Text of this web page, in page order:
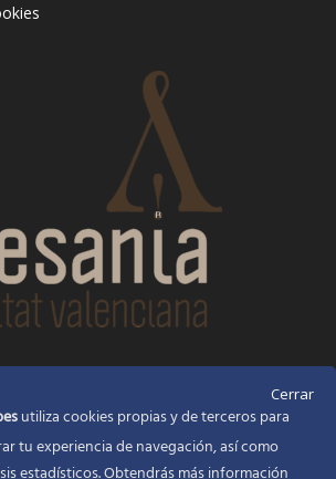
Valencia 46290
Cerrar
utiliza cookies propias y de terceros para
tu experiencia de navegación, así como